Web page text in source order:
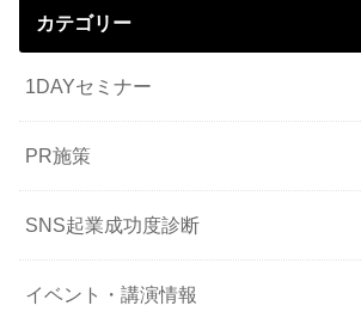
カテゴリー
1DAYセミナー
PR施策
SNS起業成功度診断
イベント・講演情報